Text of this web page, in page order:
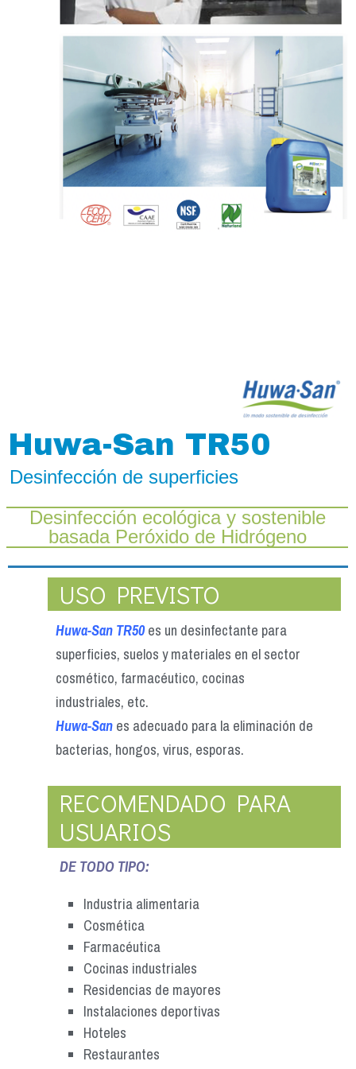
Huwa-San TR50
Desinfección de superficies
Desinfección ecológica y sostenible
basada Peróxido de Hidrógeno
USO PREVISTO
Huwa-San TR50es un desinfectante para
superficies, suelos y materiales en el sector
cosmético, farmacéutico, cocinas
industriales, etc.
Huwa-San es adecuado para la eliminación de
bacterias, hongos, virus, esporas.
RECOMENDADO PARA
USUARIOS
DE TODO TIPO:
Industria alimentaria
Cosmética
Farmacéutica
Cocinas industriales
Residencias de mayores
Instalaciones deportivas
Hoteles
Restaurantes